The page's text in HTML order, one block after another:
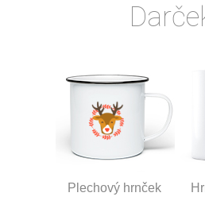
Plechový hrnček